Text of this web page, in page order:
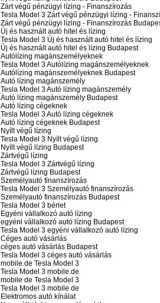
Zárt végű pénzügyi lízing - Finanszírozás
Tesla Model 3 Zárt végű pénzügyi lízing -
Zárt végű pénzügyi lízing - Finanszírozás
Új és használt autó hitel és lízing
Tesla Model 3 Új és használt autó hitel és lízing
Új és használt autó hitel és lízing Budapest
Autólízing magánszemélyeknek
Tesla Model 3 Autólízing magánszemélyeknek
Autólízing magánszemélyeknek Budapest
Autó lízing magánszemély
Tesla Model 3 Autó lízing magánszemély
Autó lízing magánszemély Budapest
Autó lízing cégeknek
Tesla Model 3 Autó lízing cégeknek
Autó lízing cégeknek Budapest
Nyílt végű lízing
Tesla Model 3 Nyílt végű lízing
Nyílt végű lízing Budapest
Zártvégű lízing
Tesla Model 3 Zártvégű lízing
Zártvégű lízing Budapest
Személyautó finanszírozás
Tesla Model 3 Személyautó finanszírozás
Személyautó finanszírozás Budapest
Tesla Model 3 bérlet
Egyéni vállalkozó autó lízing
egyéni vállalkozó autó lízing Budapest
Tesla Model 3 egyéni vállalkozó autó lízing
Céges autó vásárlás
céges autó vásárlás Budapest
Tesla Model 3 céges autó vásárlás
mobile.de Tesla Model 3
Tesla Model 3 mobile.de
mobile de Tesla Model 3
Tesla Model 3 mobile de
Elektromos autó kínálat